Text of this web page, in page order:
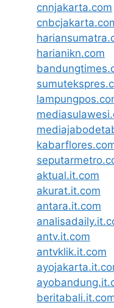
cnnjakarta.com
harianikn.com
aktual.it.com
akurat.it.com
antara.it.com
antv.it.com
antvklik.it.com